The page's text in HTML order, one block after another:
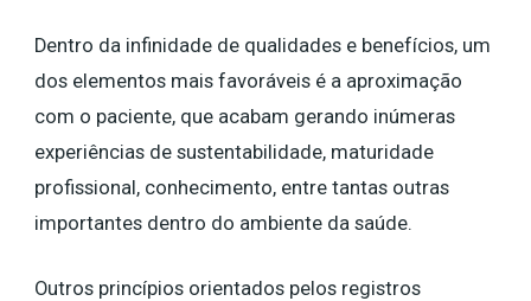
Dentro da infinidade de qualidades e benefícios, um
dos elementos mais favoráveis é a aproximação
com o paciente, que acabam gerando inúmeras
experiências de sustentabilidade, maturidade
profissional, conhecimento, entre tantas outras
importantes dentro do ambiente da saúde.
Outros princípios orientados pelos registros